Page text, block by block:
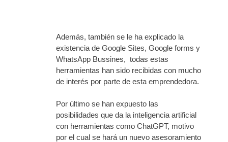
Además, también se le ha explicado la
existencia de Google Sites, Google forms y
WhatsApp Bussines, todas estas
herramientas han sido recibidas con mucho
de interés por parte de esta emprendedora.
Por último se han expuesto las
posibilidades que da la inteligencia artificial
con herramientas como ChatGPT, motivo
por el cual se hará un nuevo asesoramiento